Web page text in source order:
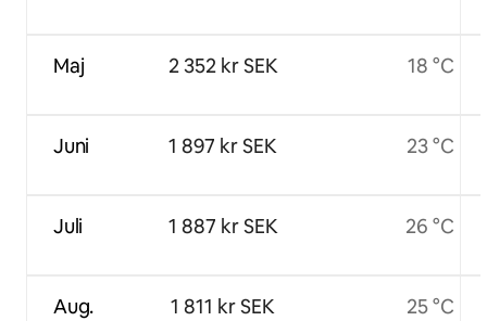
Maj
Juni
Juli
Aug.
2 352 kr SEK
1 897 kr SEK
1 887 kr SEK
1 811 kr SEK
18 °C
23 °C
26 °C
25 °C